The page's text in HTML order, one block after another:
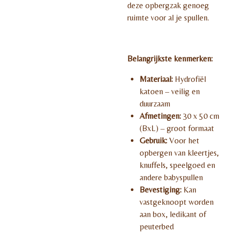
deze opbergzak genoeg
ruimte voor al je spullen.
Belangrijkste kenmerken:
Materiaal: Hydrofiël
katoen – veilig en
duurzaam
Afmetingen: 30 x 50 cm
(BxL) – groot formaat
Gebruik: Voor het
opbergen van kleertjes,
knuffels, speelgoed en
andere babyspullen
Bevestiging: Kan
vastgeknoopt worden
aan box, ledikant of
peuterbed